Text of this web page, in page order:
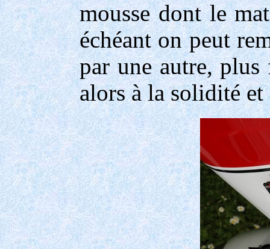
mousse dont le
échéant on peut
par une autre,
alors à la solidité et